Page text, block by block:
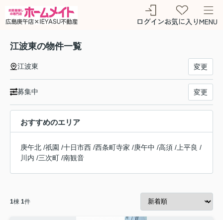
ログインお気に入りMENU
江波東の物件一覧
江波東 変更
募集中 変更
おすすめのエリア
庚午北 /祇園 /十日市西 /西条町寺家 /庚午中 /高須 / 上平良 /
川内 /三次町 /南観音
1棟 1件